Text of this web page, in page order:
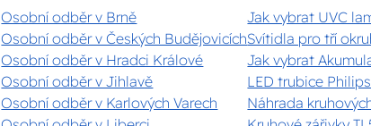
Osobní odběr v Brně
Osobní odběr v Českých Budějovicích
Osobní odběr v Hradci Králové
Osobní odběr v Jihlavě
Osobní odběr v Karlových Varech
Jak vybrat UVC
Svítidla pro tří
Jak vybrat
LED trubice
Náhrada